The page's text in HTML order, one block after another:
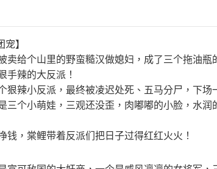
】
卖给个山里的野蛮糙汉做媳妇，成了三个拖油瓶
手辣的大反派！
狠辣小反派，最终被凌迟处死、五马分尸，下场
三个小萌娃，三观还没歪，肉嘟嘟的小脸，水润
钱，棠鲤带着反派们把日子过得红红火火！